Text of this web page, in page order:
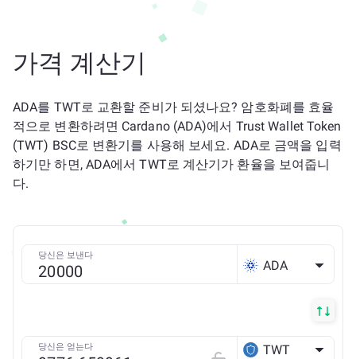
가격 계산기
ADA를 TWT로 교환할 준비가 되셨나요? 암호화폐를 효율
적으로 변환하려면 Cardano (ADA)에서 Trust Wallet Token
(TWT) BSC로 변환기를 사용해 보세요. ADA로 금액을 입력
하기만 하면, ADA에서 TWT로 계산기가 환율을 보여줍니
다.
당신은 보낸다
ADA
당신은 얻는다 TWT